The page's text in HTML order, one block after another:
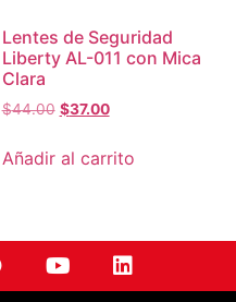
Lentes de Seguridad
Liberty AL-011 con Mica
Clara
$44.00 $37.00
Añadir al carrito